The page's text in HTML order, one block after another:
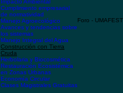
Maestrías
Especialidades
Talleres y Diplomados
Finanzas Sustentables
Apicultura y Meliponicultura
Líderes que trascienden
Permacultura
Impacto Ambiental
Cumplimiento empresarial
de normatividad
Manejo Agroecológico
Avances y tendencias sobre
los sistemas
Manejo Integral del Agua